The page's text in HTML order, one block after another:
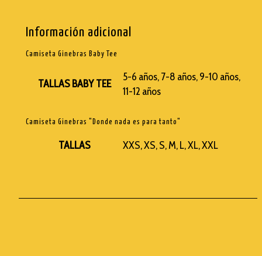
Información adicional
Camiseta Ginebras Baby Tee
TALLAS BABY TEE
5-6 años, 7-8 años, 9-10 años,
11-12 años
Camiseta Ginebras "Donde nada es para tanto"
TALLAS XXS, XS, S, M, L, XL, XXL